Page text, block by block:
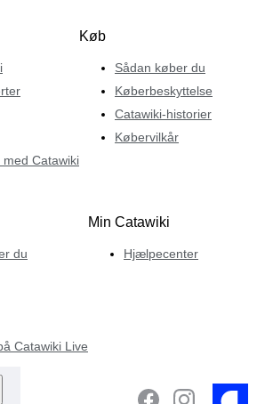
Catawiki
Køb
Sådan køber du
Køberbeskyttelse
Catawiki-historier
Købervilkår
du
Catawiki Live
Min Catawiki
Hjælpecenter